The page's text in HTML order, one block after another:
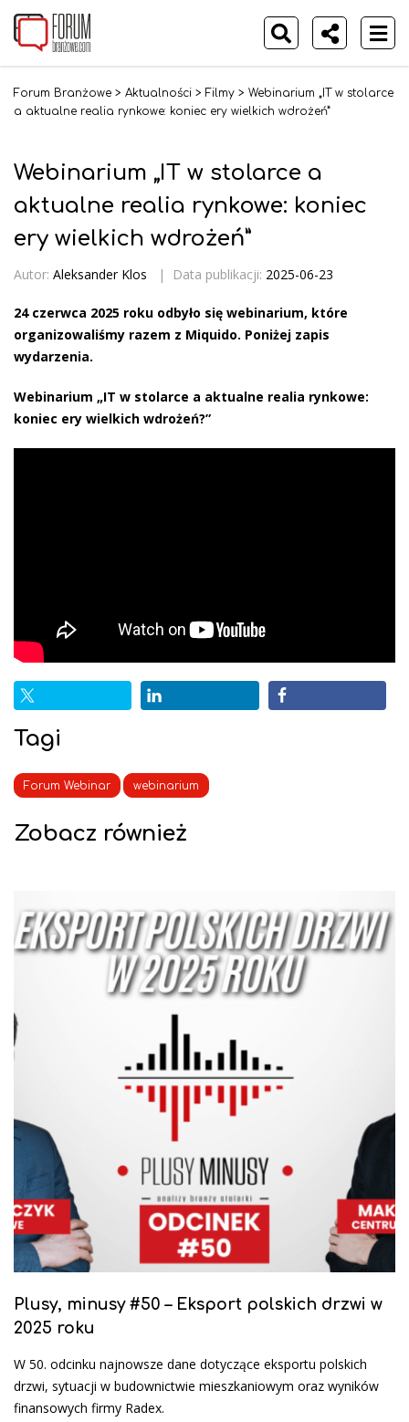
Forum Branżowe > Aktualności > Filmy > Webinarium „IT w stolarce
a aktualne realia rynkowe: koniec ery wielkich wdrożeń”
Webinarium „IT w stolarce a
aktualne realia rynkowe: koniec
ery wielkich wdrożeń”
Autor: Aleksander Klos | Data publikacji: 2025-06-23
24 czerwca 2025 roku odbyło się webinarium, które
organizowaliśmy razem z Miquido. Poniżej zapis
wydarzenia.
Webinarium „IT w stolarce a aktualne realia rynkowe:
koniec ery wielkich wdrożeń?”
Tagi
Forum Webinar webinarium
Zobacz również
Plusy, minusy #50 – Eksport polskich drzwi w
2025 roku
W 50. odcinku najnowsze dane dotyczące eksportu polskich
drzwi, sytuacji w budownictwie mieszkaniowym oraz wyników
finansowych firmy Radex.